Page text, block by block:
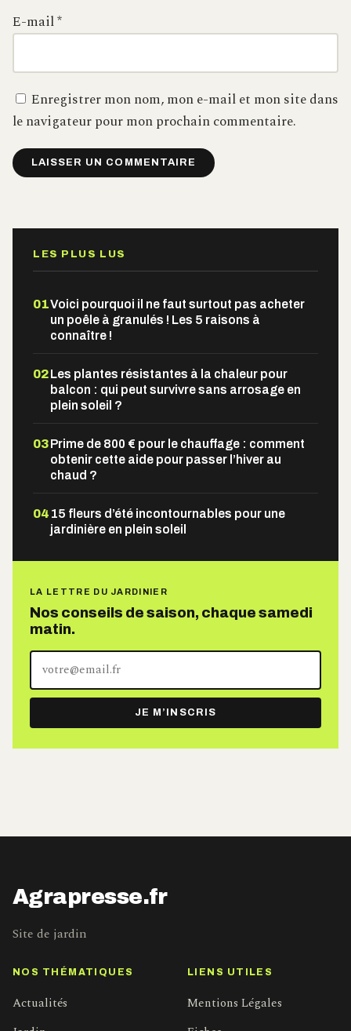
E-mail*
Enregistrer mon nom, mon e-mail et mon site dans
le navigateur pour mon prochain commentaire.
LES PLUS LUS
01Voici pourquoi il ne faut surtout pas acheter
un poêle à granulés ! Les 5 raisons à
connaître !
02Les plantes résistantes à la chaleur pour
balcon : qui peut survivre sans arrosage en
plein soleil ?
03Prime de 800 € pour le chauffage : comment
obtenir cette aide pour passer l’hiver au
chaud ?
04 15 fleurs d’été incontournables pour une
jardinière en plein soleil
LA LETTRE DU JARDINIER
Nos conseils de saison, chaque samedi
matin.
Votre
adresse
e-
mail
JE M’INSCRIS
Agrapresse.fr
Site de jardin
NOS THÉMATIQUES
Actualités
LIENS UTILES
Mentions Légales